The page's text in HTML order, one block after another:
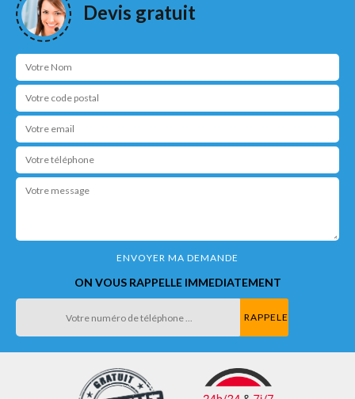
Devis gratuit
ON VOUS RAPPELLE IMMEDIATEMENT